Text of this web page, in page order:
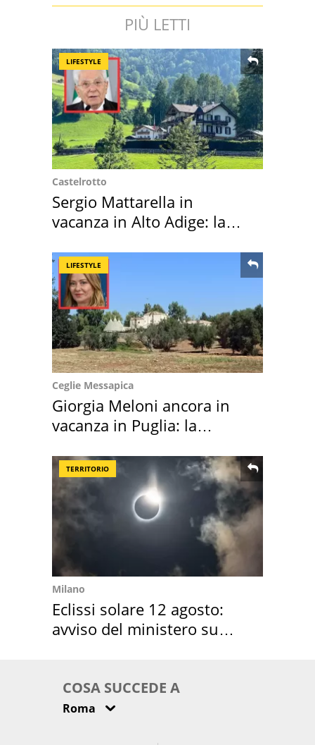
PIÙ LETTI
LIFESTYLE
Castelrotto
Sergio Mattarella in
vacanza in Alto Adige: la
LIFESTYLE
Ceglie Messapica
Giorgia Meloni ancora in
vacanza in Puglia: la
TERRITORIO
Milano
Eclissi solare 12 agosto:
avviso del ministero su